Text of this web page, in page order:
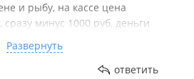
";
и рыбу, на кассе цена
минус 1000 руб, деньги
Не знаю , чья это политика, но
при чем это не только мой
Развернуть
ответить